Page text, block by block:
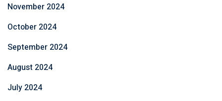
November 2024
October 2024
September 2024
August 2024
July 2024